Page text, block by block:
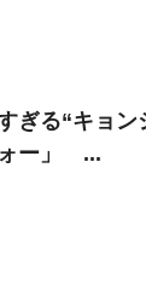
ぎる“キョ
ォー」 ...